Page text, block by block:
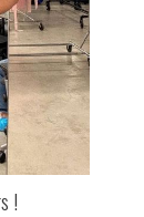
!